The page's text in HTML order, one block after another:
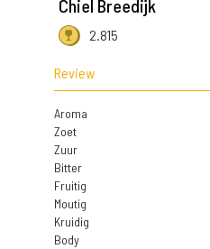
Chiel Breedijk
2.815
Review
Aroma
Zoet
Zuur
Bitter
Fruitig
Moutig
Kruidig
Body